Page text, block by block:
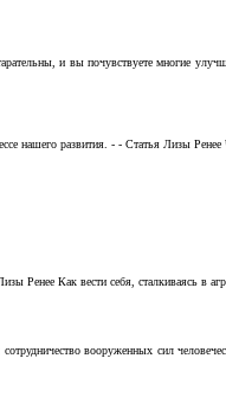
и вы почувствуете многие
нашего развития. - - Статья Лизы Ренее
Ренее Как вести себя, сталкиваясь в
вооруженных сил